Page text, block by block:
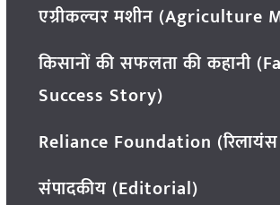
एग्रीकल्चर मशीन (Agriculture
किसानों की सफलता की कहानी
Success Story)
Reliance Foundation
संपादकीय (Editorial)